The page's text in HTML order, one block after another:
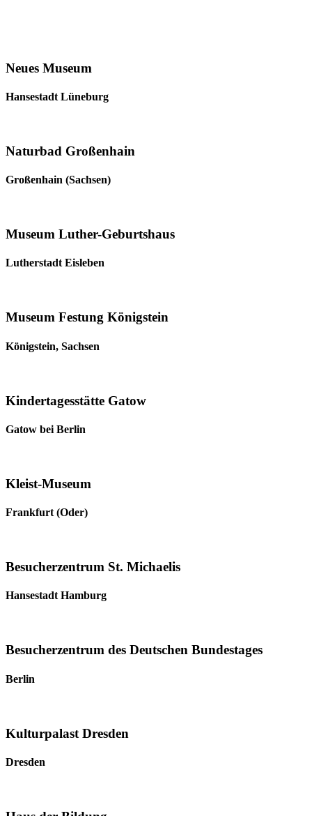
Neues Museum
Hansestadt Lüneburg
Naturbad Großenhain
Großenhain (Sachsen)
Museum Luther-Geburtshaus
Lutherstadt Eisleben
Museum Festung Königstein
Königstein, Sachsen
Kindertagesstätte Gatow
Gatow bei Berlin
Kleist-Museum
Frankfurt (Oder)
Besucherzentrum St. Michaelis
Hansestadt Hamburg
Besucherzentrum des Deutschen Bundestages
Berlin
Kulturpalast Dresden
Dresden